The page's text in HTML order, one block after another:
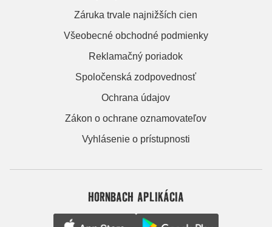
Záruka trvale najnižších cien
Všeobecné obchodné podmienky
Reklamačný poriadok
Spoločenská zodpovednosť
Ochrana údajov
Zákon o ochrane oznamovateľov
Vyhlásenie o prístupnosti
HORNBACH APLIKÁCIA